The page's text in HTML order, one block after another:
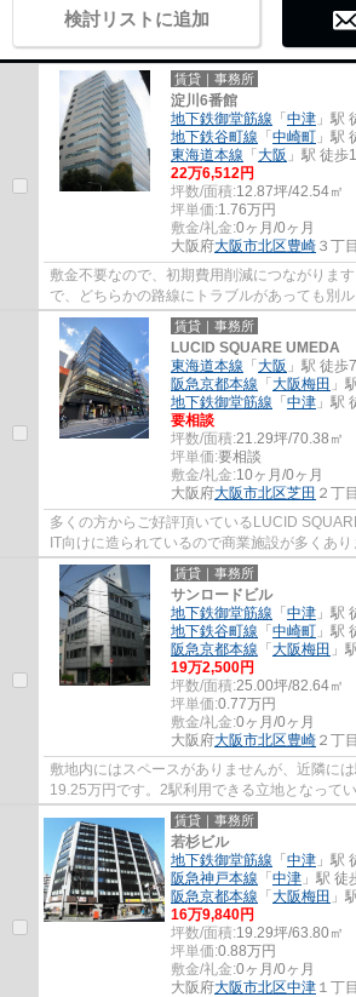
検討リストに追加
賃貸｜事務所
淀川6番館
地下鉄御堂筋線 「 中津 」駅
地下鉄谷町線 「 中崎町 」駅
東海道本線 「 大阪 」駅 徒歩
22万6,512円
坪数/面積:12.87坪/42.54㎡
坪単価:1.76万円
敷金/礼金:0ヶ月/0ヶ月
大阪府大阪市北区豊崎 ３丁目
敷金不要なので、初期費用削減につながりま
で、どちらかの路線にトラブルがあっても別
建てで景色も良く、多数のお問い合わせをい
賃貸｜事務所
LUCID SQUARE UMEDA
東海道本線 「 大阪 」駅 徒歩
阪急京都本線 「 大阪梅田 」
地下鉄御堂筋線 「 中津 」駅
要相談
坪数/面積:21.29坪/70.38㎡
坪単価:要相談
敷金/礼金:10ヶ月/0ヶ月
大阪府大阪市北区芝田 ２丁
多くの方からご好評頂いているLUCID
IT向けに造られているので商業施設が多くあ
で、室内の温度調整が簡単です。2駅利用でき
賃貸｜事務所
サンロードビル
地下鉄御堂筋線 「 中津 」駅
地下鉄谷町線 「 中崎町 」駅
阪急京都本線 「 大阪梅田 」
19万2,500円
坪数/面積:25.00坪/82.64㎡
坪単価:0.77万円
敷金/礼金:0ヶ月/0ヶ月
大阪府大阪市北区豊崎 ２丁
敷地内にはスペースがありませんが、近隣に
19.25万円です。2駅利用できる立地となって
敷金不要なので、初期費用削減につながり...
賃貸｜事務所
若杉ビル
地下鉄御堂筋線 「 中津 」駅
阪急神戸本線 「 中津 」駅 徒
阪急京都本線 「 大阪梅田 」
16万9,840円
坪数/面積:19.29坪/63.80㎡
坪単価:0.88万円
敷金/礼金:0ヶ月/0ヶ月
大阪府大阪市北区中津 １丁